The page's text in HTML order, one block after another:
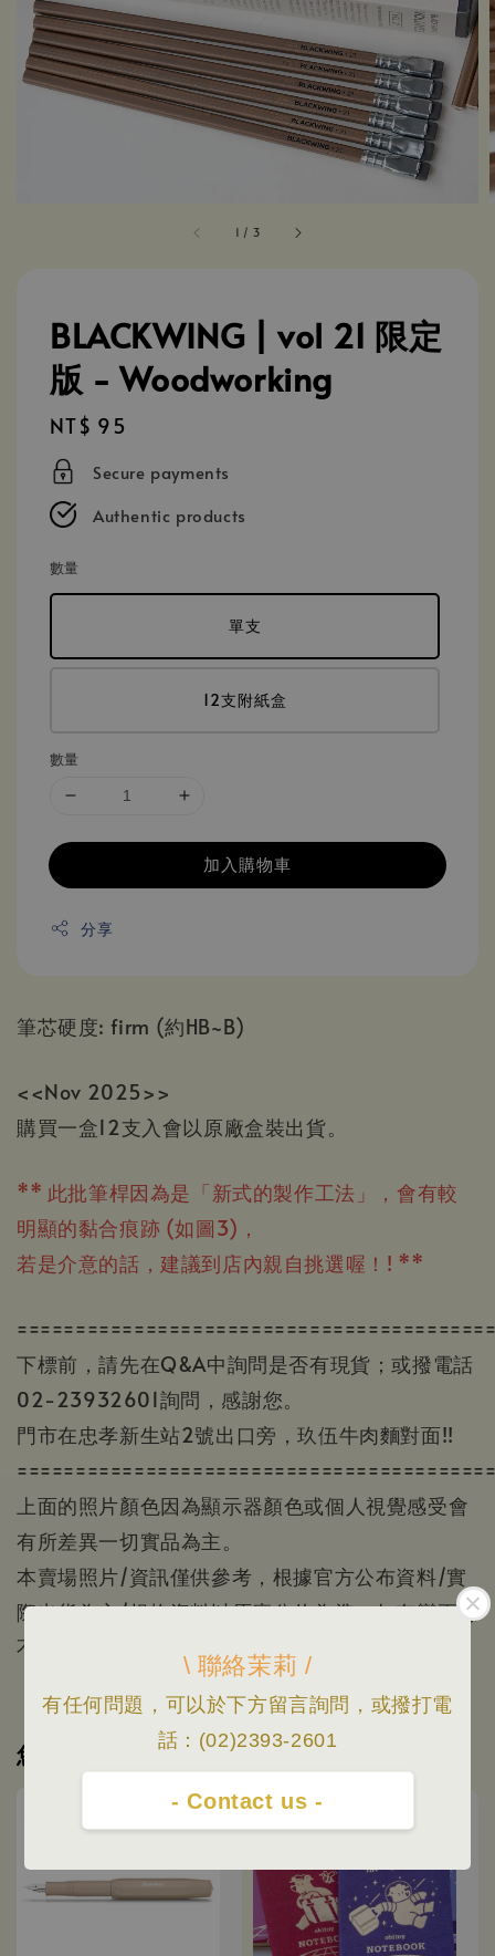
\ 聯絡茉莉 /
有任何問題，可以於下方留言詢問，或撥打電
話：(02)2393-2601
- Contact us -
1 / 3
BLACKWING | vol 21 限定
版 - Woodworking
Regular
price
NT$ 95
Secure payments
Authentic products
數量
單支
12支附紙盒
數量
加入購物車
分享
筆芯硬度: firm (約HB~B)
<<Nov 2025>>
購買一盒12支入會以原廠盒裝出貨。
** 此批筆桿因為是「新式的製作工法」，會有較
明顯的黏合痕跡 (如圖3)，
若是介意的話 ，建議到店內親自挑選喔！! **
下標前，請先在Q&A中詢問是否有現貨；或撥電話
02-23932601詢問，感謝您。
門市在忠孝新生站2號出口旁，玖伍牛肉麵對面!!
上面的照片顏色因為顯示器顏色或個人視覺感受會
有所差異一切實品為主。
本賣場照片/資訊僅供參考，根據官方公布資料/實
際出貨為主/規格資料以原廠公佈為準，如有變更恕
不另行通知。
您可能也喜歡